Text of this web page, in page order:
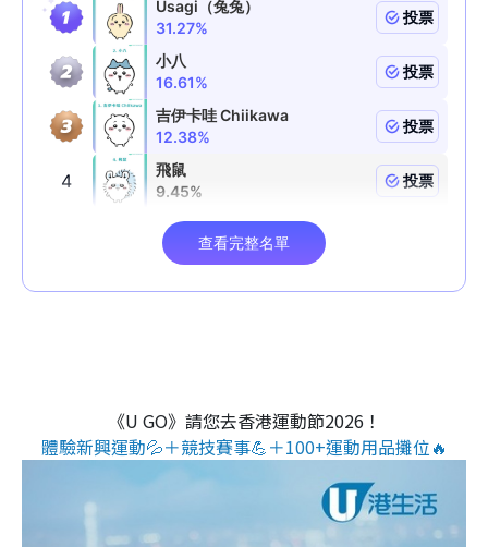
《U GO》請您去香港運動節2026！
體驗新興運動💦＋競技賽事💪＋100+運動用品攤位🔥